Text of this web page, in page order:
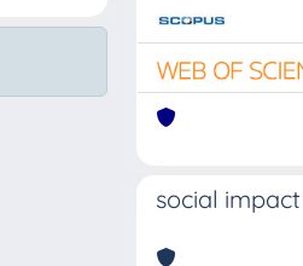
social impact